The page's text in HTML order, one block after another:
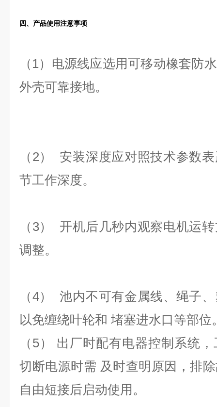
四、 产品使用注意事项
（1）电源线应选用可移动橡套防
外壳可靠接地。
（2） 安装深度应对照技术参数
节工作深度。
（3） 开机后几秒内观察电机运
调整。
（4） 池内不可有金属线、绳子
以免缠绕叶轮和 堵塞进水口等部位
（5） 出厂时配有电器控制系统
切断电源时需 及时查明原因，排
自由短接后启动使用。